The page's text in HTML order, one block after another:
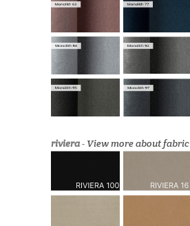
riviera- View more about fabric